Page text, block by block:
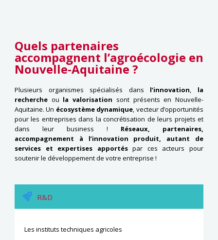
Quels partenaires
accompagnent l’agroécologie en
Nouvelle-Aquitaine ?
Plusieurs organismes spécialisés dans l’innovation, la
recherche ou la valorisation sont présents en Nouvelle-
Aquitaine. Un écosystème dynamique, vecteur d’opportunités
pour les entreprises dans la concrétisation de leurs projets et
dans leur business ! Réseaux, partenaires,
accompagnement à l’innovation produit, autant de
services et expertises apportéspar ces acteurs pour
soutenir le développement de votre entreprise !
R&D
Les instituts techniques agricoles